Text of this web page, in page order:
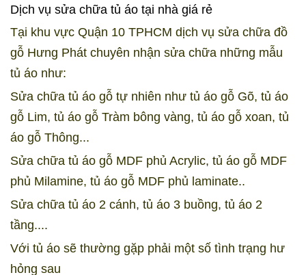
Dịch vụ sửa chữa tủ áo tại nhà giá rẻ
Tại khu vực Quận 10 TPHCM dịch vụ sửa chữa đồ
gỗ Hưng Phát chuyên nhận sửa chữa những mẫu
tủ áo như:
Sửa chữa tủ áo gỗ tự nhiên như tủ áo gỗ Gõ, tủ áo
gỗ Lim, tủ áo gỗ Tràm bông vàng, tủ áo gỗ xoan, tủ
áo gỗ Thông...
Sửa chữa tủ áo gỗ MDF phủ Acrylic, tủ áo gỗ MDF
phủ Milamine, tủ áo gỗ MDF phủ laminate..
Sửa chữa tủ áo 2 cánh, tủ áo 3 buồng, tủ áo 2
tầng....
Với tủ áo sẽ thường gặp phải một số tình trạng hư
hỏng sau